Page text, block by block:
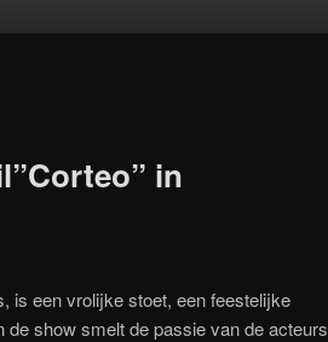
in
is een vrolijke stoet, een feestelijke
show smelt de passie van de acteurs